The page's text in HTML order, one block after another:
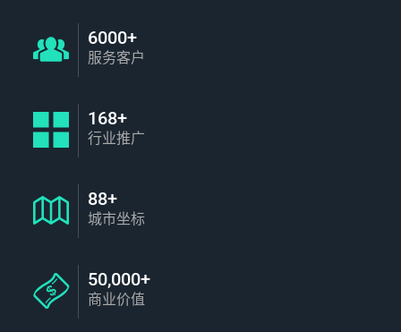
6000+
服务客户
168+
行业推广
88+
城市坐标
50,000+
商业价值